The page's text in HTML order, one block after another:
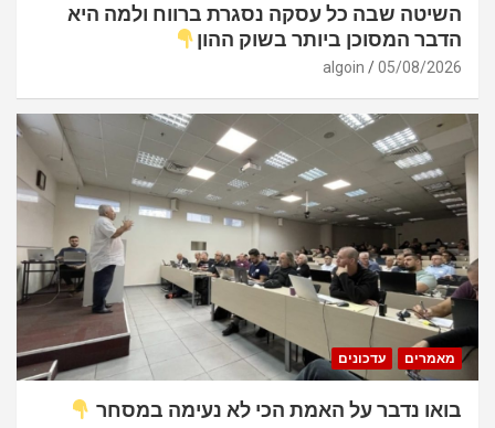
השיטה שבה כל עסקה נסגרת ברווח ולמה היא
הדבר המסוכן ביותר בשוק ההון
05/08/2026
algoin
מאמרים עדכונים
בואו נדבר על האמת הכי לא נעימה במסחר